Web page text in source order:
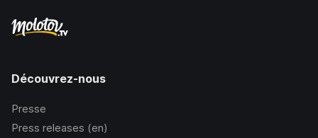
Découvrez-nous
Presse
Press releases (en)